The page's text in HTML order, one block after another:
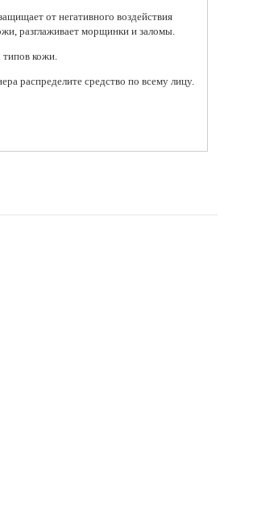
от негативного воздействия
разглаживает морщинки и заломы.
типов кожи.
распределите средство по всему лицу.